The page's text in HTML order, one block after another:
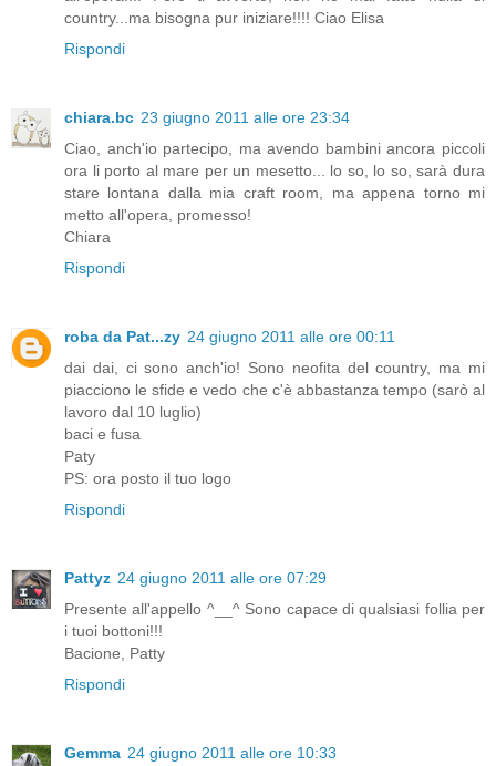
country...ma bisogna pur iniziare!!!! Ciao Elisa
Rispondi
chiara.bc 23 giugno 2011 alle ore 23:34
Ciao, anch'io partecipo, ma avendo bambini ancora piccoli
ora li porto al mare per un mesetto... lo so, lo so, sarà dura
stare lontana dalla mia craft room, ma appena torno mi
metto all'opera, promesso!
Chiara
Rispondi
roba da Pat...zy 24 giugno 2011 alle ore 00:11
dai dai, ci sono anch'io! Sono neofita del country, ma mi
piacciono le sfide e vedo che c'è abbastanza tempo (sarò al
lavoro dal 10 luglio)
baci e fusa
Paty
PS: ora posto il tuo logo
Rispondi
Pattyz 24 giugno 2011 alle ore 07:29
Presente all'appello ^__^ Sono capace di qualsiasi follia per
i tuoi bottoni!!!
Bacione, Patty
Rispondi
Gemma 24 giugno 2011 alle ore 10:33